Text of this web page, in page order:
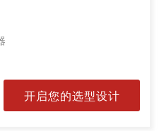
开启您的选型设计